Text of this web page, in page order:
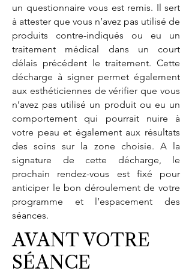
un questionnaire vous est remis. Il sert
à attester que vous n’avez pas utilisé de
produits contre-indiqués ou eu un
traitement médical dans un court
délais précédent le traitement. Cette
décharge à signer permet également
aux esthéticiennes de vérifier que vous
n’avez pas utilisé un produit ou eu un
comportement qui pourrait nuire à
votre peau et également aux résultats
des soins sur la zone choisie. A la
signature de cette décharge, le
prochain rendez-vous est fixé pour
anticiper le bon déroulement de votre
programme et l’espacement des
séances.
AVANT VOTRE
SÉANCE